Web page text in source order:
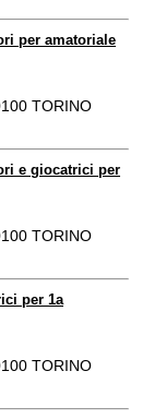
per amatoriale
TORINO
e giocatrici per
TORINO
per 1a
TORINO